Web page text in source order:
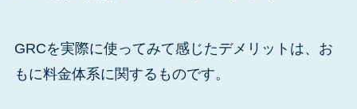
GRCを実際に使ってみて感じたデメリットは、お
もに料金体系に関するものです。